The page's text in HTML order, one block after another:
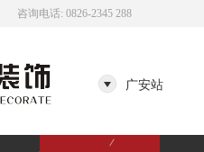
咨询电话: 0826-2345 288
广安站